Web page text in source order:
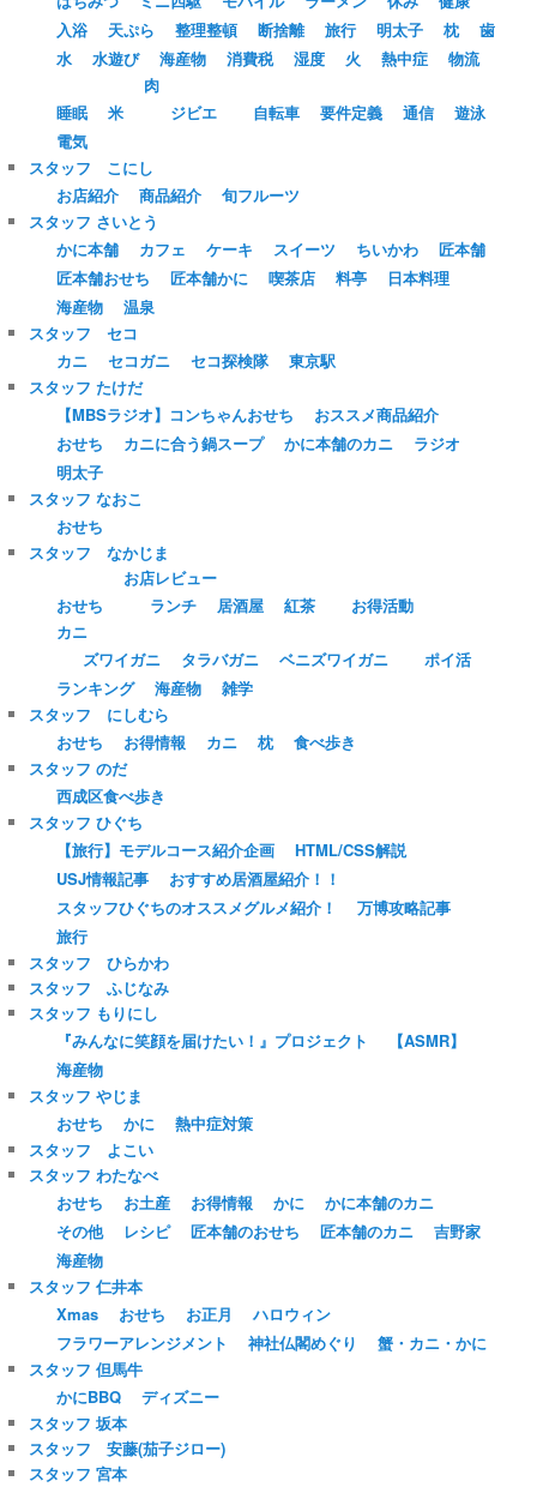
入浴
天ぷら 整理整頓 断捨離 旅行 明太子 枕
歯
水
水遊び 海産物 消費税 湿度 火 熱中症 物流
睡眠 米
肉
ジビエ
自転車 要件定義 通信
遊泳
電気
スタッフ こにし
お店紹介
商品紹介
旬フルーツ
スタッフ さいとう
かに本舗
カフェ ケーキ スイーツ ちいかわ
匠本舗
匠本舗おせち
匠本舗かに 喫茶店 料亭
日本料理
海産物
温泉
スタッフ セコ
カニ
セコガニ セコ探検隊
東京駅
スタッフ たけだ
【MBSラジオ】コンちゃんおせち
おススメ商品紹介
おせち
カニに合う鍋スープ かに本舗のカニ
ラジオ
明太子
スタッフ なおこ
おせち
スタッフ なかじま
おせち
お店レビュー
ランチ
居酒屋 紅茶
お得活動
カニ
ズワイガニ
タラバガニ ベニズワイガニ
ポイ活
ランキング
海産物
雑学
スタッフ にしむら
おせち
お得情報 カニ 枕
食べ歩き
スタッフ のだ
西成区食べ歩き
スタッフ ひぐち
【旅行】モデルコース紹介企画
HTML/CSS解説
USJ情報記事
おすすめ居酒屋紹介！！
スタッフひぐちのオススメグルメ紹介！
万博攻略記事
旅行
スタッフ ひらかわ
スタッフ ふじなみ
スタッフ もりにし
『みんなに笑顔を届けたい！』プロジェクト
【ASMR】
海産物
スタッフ やじま
おせち
かに
熱中症対策
スタッフ よこい
スタッフ わたなべ
おせち
お土産 お得情報 かに
かに本舗のカニ
その他
レシピ 匠本舗のおせち 匠本舗のカニ
吉野家
海産物
スタッフ 仁井本
Xmas
おせち お正月
ハロウィン
フラワーアレンジメント
神社仏閣めぐり
蟹・カニ・かに
スタッフ 但馬牛
かにBBQ
ディズニー
スタッフ 坂本
スタッフ 安藤(茄子ジロー)
スタッフ 宮本